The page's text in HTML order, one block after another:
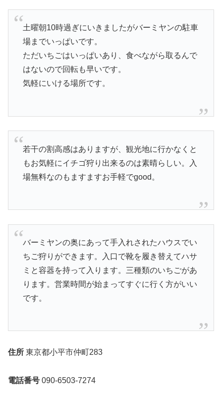
土曜朝10時過ぎにいきましたがバーミヤンの駐車
場までいっぱいです。
ただいちごはいっぱいあり、食べながら取るんで
はないので回転も早いです。
気軽にいける場所です。
若干の割高感はありますが、観光地に行かなくと
もお気軽にイチゴ狩り出来るのは素晴らしい。入
場無料なのもますますお手軽でgood。
バーミヤンの奥にあって手入れされたハウスでい
ちご狩りができます。入口で靴を履き替えてハサ
ミと容器を持って入ります。三種類のいちごがあ
ります。営業時間が始まってすぐに行く方がいい
です。
住所 東京都小平市仲町283
電話番号 090-6503-7274